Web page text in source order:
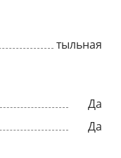
тыльная
Да
Да